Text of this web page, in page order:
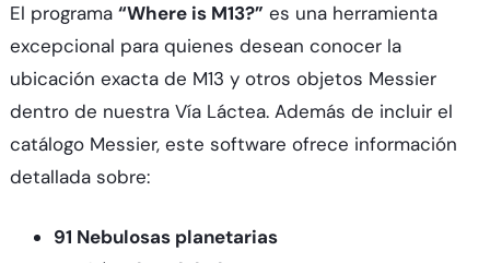
El programa “Where is M13?” es una herramienta
excepcional para quienes desean conocer la
ubicación exacta de M13 y otros objetos Messier
dentro de nuestra Vía Láctea. Además de incluir el
catálogo Messier, este software ofrece información
detallada sobre:
91 Nebulosas planetarias